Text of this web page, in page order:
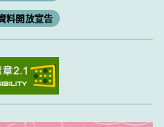
料開放宣告